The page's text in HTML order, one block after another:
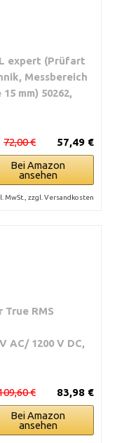
expert (Prüfart
Messbereich
mm) 50262,
57,49 €
72,00 €
Bei Amazon
ansehen
MwSt., zzgl. Versandkosten
True RMS
AC/ 1200 V DC,
83,98 €
€
Bei Amazon
ansehen